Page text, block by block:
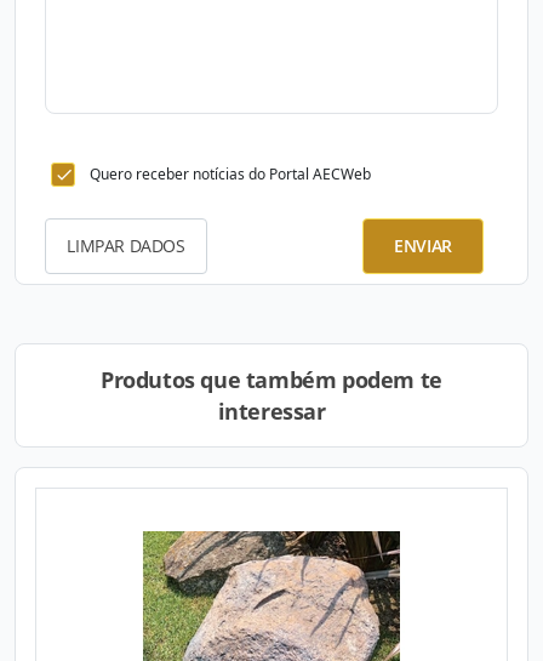
Quero receber notícias do Portal AECWeb
LIMPAR DADOS ENVIAR
Produtos que também podem te
interessar